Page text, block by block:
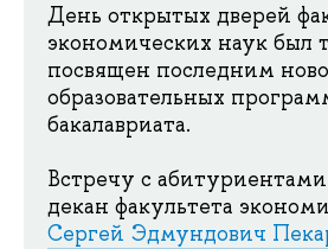
День открытых дверей
экономических наук был
посвящен последним
образовательных
бакалавриата.
Встречу с
декан факультета
Сергей Эдмундович